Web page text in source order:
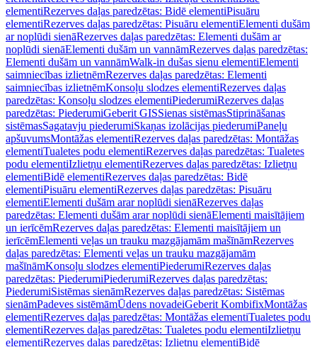
elementiRezerves daļas paredzētas: Bidē elementiPisuāru
elementiRezerves daļas paredzētas: Pisuāru elementiElementi dušām
ar noplūdi sienāRezerves daļas paredzētas: Elementi dušām ar
noplūdi sienāElementi dušām un vannāmRezerves daļas paredzētas:
Elementi dušām un vannāmWalk-in dušas sienu elementiElementi
saimniecības izlietnēmRezerves daļas paredzētas: Elementi
saimniecības izlietnēmKonsoļu slodzes elementiRezerves daļas
paredzētas: Konsoļu slodzes elementiPiederumiRezerves daļas
paredzētas: PiederumiGeberit GISSienas sistēmasStiprināšanas
sistēmasSagatavju piederumiSkaņas izolācijas piederumiPaneļu
apšuvumsMontāžas elementiRezerves daļas paredzētas: Montāžas
elementiTualetes podu elementiRezerves daļas paredzētas: Tualetes
podu elementiIzlietņu elementiRezerves daļas paredzētas: Izlietņu
elementiBidē elementiRezerves daļas paredzētas: Bidē
elementiPisuāru elementiRezerves daļas paredzētas: Pisuāru
elementiElementi dušām arar noplūdi sienāRezerves daļas
paredzētas: Elementi dušām arar noplūdi sienāElementi maisītājiem
un ierīcēmRezerves daļas paredzētas: Elementi maisītājiem un
ierīcēmElementi veļas un trauku mazgājamām mašīnāmRezerves
daļas paredzētas: Elementi veļas un trauku mazgājamām
mašīnāmKonsoļu slodzes elementiPiederumiRezerves daļas
paredzētas: PiederumiPiederumiRezerves daļas paredzētas:
PiederumiSistēmas sienāmRezerves daļas paredzētas: Sistēmas
sienāmPadeves sistēmāmŪdens novadeiGeberit KombifixMontāžas
elementiRezerves daļas paredzētas: Montāžas elementiTualetes podu
elementiRezerves daļas paredzētas: Tualetes podu elementiIzlietņu
elementiRezerves daļas paredzētas: Izlietņu elementiBidē